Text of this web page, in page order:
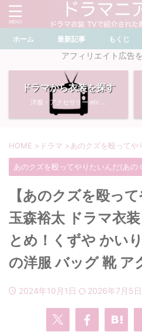
＼ ドラマ・芸能人を検索 ／
おすすめ検索ワード
川口春奈
・石原さとみ
・菜々緒
・堀田真由
多部未華子
・広瀬すず
・あのクズ
無能の鷹
・
・
ホーム 最新記事 もくじ
アフィリエイト広告
ドラマから衣装を探す
洋服・アクセサリー etc ...
HOME > ドラマ >あのクズを殴ってや
あのクズを殴ってやりたいんだ(あの
【あのクズを殴っ
玉森裕太 ドラマ衣
とめ！くずや かい
の洋服 バッグ 靴 ア
2024年10月1日 2026年7月5日